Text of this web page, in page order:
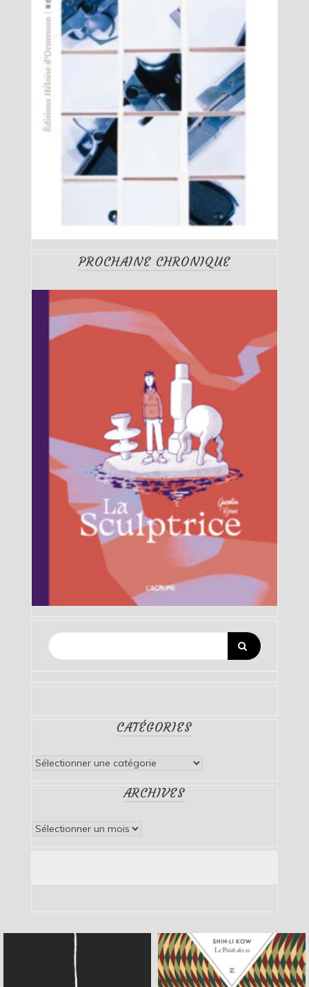
PROCHAINE CHRONIQUE
CATÉGORIES
Catégories
ARCHIVES
Archives